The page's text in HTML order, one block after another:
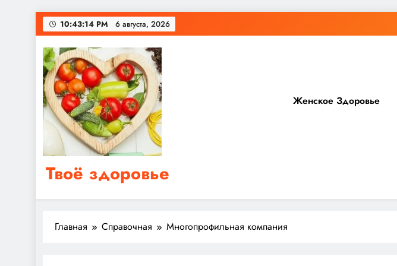
Перейти
к
содержимому
10:43:15 PM 6 августа, 2026
Твоё здоровье
Сайт о правильном питании, женском и мужском здоровье
Женское Здоровье
Главная Справочная Многопрофильная компания